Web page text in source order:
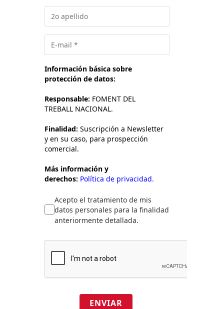
Información básica sobre
protección de datos:
Responsable: FOMENT DEL
TREBALL NACIONAL.
Finalidad: Suscripción a Newsletter
y en su caso, para prospección
comercial.
Más información y
derechos: Política de privacidad.
Acepto el tratamiento de mis
datos personales para la finalidad
anteriormente detallada.
ENVIAR